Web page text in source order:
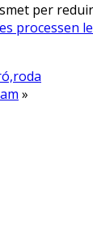
per
processen
»